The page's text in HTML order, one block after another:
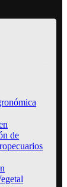
de